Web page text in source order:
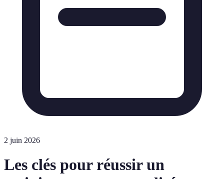
2 juin 2026
Les clés pour réussir un